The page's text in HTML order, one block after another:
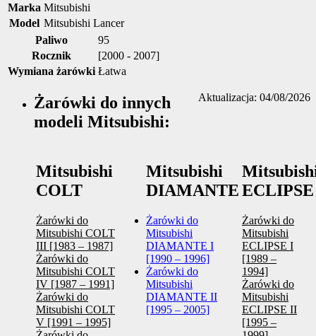
Marka Mitsubishi
Model Mitsubishi Lancer
Paliwo
95
Rocznik
[2000 - 2007]
Wymiana żarówki Łatwa
Aktualizacja: 04/08/2026
Żarówki do innych
modeli Mitsubishi:
Mitsubishi
COLT
Żarówki do
Mitsubishi COLT
III [1983 – 1987]
Żarówki do
Mitsubishi COLT
IV [1987 – 1991]
Żarówki do
Mitsubishi COLT
V [1991 – 1995]
Mitsubishi
DIAMANTE
Żarówki do
Mitsubishi
DIAMANTE I
[1990 – 1996]
Żarówki do
Mitsubishi
DIAMANTE II
[1995 – 2005]
ECLIPSE
Żarówki do
Mitsubishi
ECLIPSE I
[1989 –
1994]
Żarówki do
Mitsubishi
ECLIPSE II
[1995 –